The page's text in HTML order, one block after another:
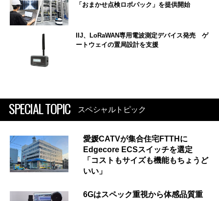
「おまかせ点検ロボパック」を提供開始
IIJ、LoRaWAN専用電波測定デバイス発売 ゲ
ートウェイの置局設計を支援
SPECIAL TOPIC スペシャルトピック
愛媛CATVが集合住宅FTTHに
Edgecore ECSスイッチを選定
「コストもサイズも機能もちょうど
いい」
6Gはスペック重視から体感品質重